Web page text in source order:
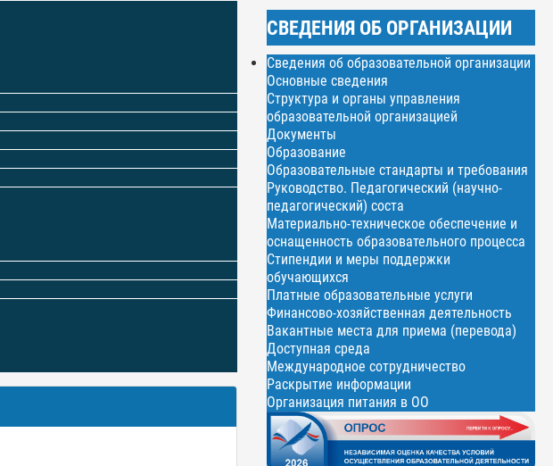
СВЕДЕНИЯ ОБ ОРГАНИЗАЦИИ
Сведения об образовательной организации
Основные сведения
Структура и органы управления
образовательной организацией
Документы
Образование
Образовательные стандарты и требования
Руководство. Педагогический (научно-
педагогический) соста
Материально-техническое обеспечение и
оснащенность образовательного процесса
Стипендии и меры поддержки
обучающихся
Платные образовательные услуги
Финансово-хозяйственная деятельность
Вакантные места для приема (перевода)
Доступная среда
Международное сотрудничество
Раскрытие информации
Организация питания в ОО